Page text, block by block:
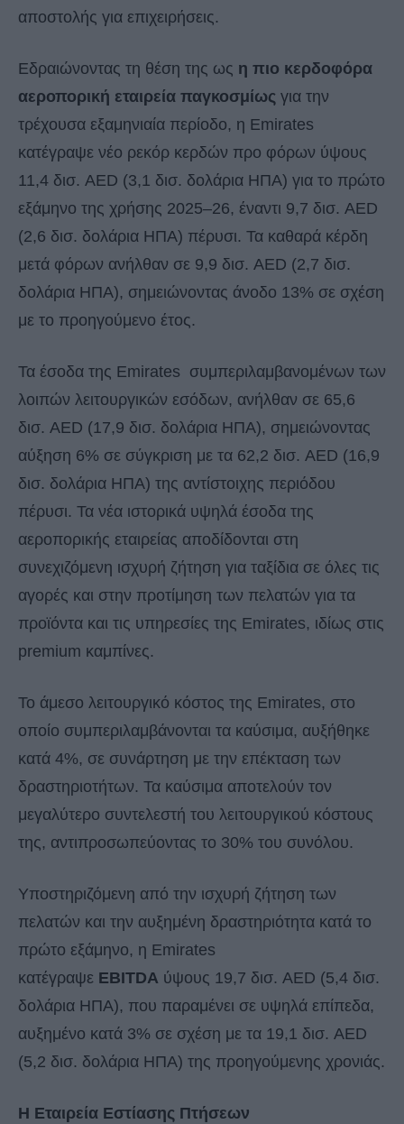
αποστολής για επιχειρήσεις.
Εδραιώνοντας τη θέση της ως η πιο κερδοφόρα
αεροπορική εταιρεία παγκοσμίως για την
τρέχουσα εξαμηνιαία περίοδο, η Emirates
κατέγραψε νέο ρεκόρ κερδών προ φόρων ύψους
11,4 δισ. AED (3,1 δισ. δολάρια ΗΠΑ) για το πρώτο
εξάμηνο της χρήσης 2025–26, έναντι 9,7 δισ. AED
(2,6 δισ. δολάρια ΗΠΑ) πέρυσι. Τα καθαρά κέρδη
μετά φόρων ανήλθαν σε 9,9 δισ. AED (2,7 δισ.
δολάρια ΗΠΑ), σημειώνοντας άνοδο 13% σε σχέση
με το προηγούμενο έτος.
Τα έσοδα της Emirates συμπεριλαμβανομένων των
λοιπών λειτουργικών εσόδων, ανήλθαν σε 65,6
δισ. AED (17,9 δισ. δολάρια ΗΠΑ), σημειώνοντας
αύξηση 6% σε σύγκριση με τα 62,2 δισ. AED (16,9
δισ. δολάρια ΗΠΑ) της αντίστοιχης περιόδου
πέρυσι. Τα νέα ιστορικά υψηλά έσοδα της
αεροπορικής εταιρείας αποδίδονται στη
συνεχιζόμενη ισχυρή ζήτηση για ταξίδια σε όλες τις
αγορές και στην προτίμηση των πελατών για τα
προϊόντα και τις υπηρεσίες της Emirates, ιδίως στις
premium καμπίνες.
Το άμεσο λειτουργικό κόστος της Emirates, στο
οποίο συμπεριλαμβάνονται τα καύσιμα, αυξήθηκε
κατά 4%, σε συνάρτηση με την επέκταση των
δραστηριοτήτων. Τα καύσιμα αποτελούν τον
μεγαλύτερο συντελεστή του λειτουργικού κόστους
της, αντιπροσωπεύοντας το 30% του συνόλου.
Υποστηριζόμενη από την ισχυρή ζήτηση των
πελατών και την αυξημένη δραστηριότητα κατά το
πρώτο εξάμηνο, η Emirates
κατέγραψε EBITDA ύψους 19,7 δισ. AED (5,4 δισ.
δολάρια ΗΠΑ), που παραμένει σε υψηλά επίπεδα,
αυξημένο κατά 3% σε σχέση με τα 19,1 δισ. AED
(5,2 δισ. δολάρια ΗΠΑ) της προηγούμενης χρονιάς.
Η Εταιρεία Εστίασης Πτήσεων